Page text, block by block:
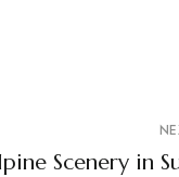
Scenery in